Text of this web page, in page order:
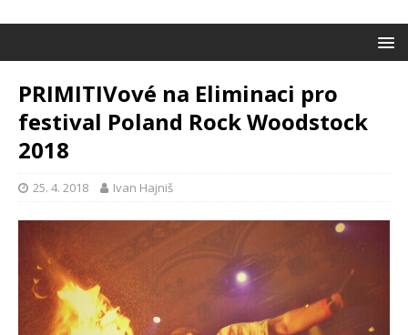
PRIMITIVové na Eliminaci pro
festival Poland Rock Woodstock
2018
25. 4. 2018 Ivan Hajniš